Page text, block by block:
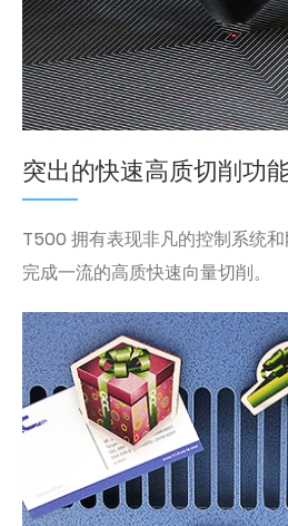
突出的快速高质切削功
T500 拥有表现非凡的控制系统
完成一流的高质快速向量切削。